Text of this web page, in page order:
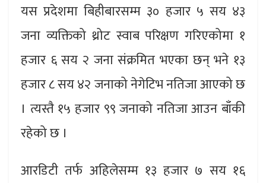
यस प्रदेशमा बिहीबारसम्म ३० हजार ५ सय ४३
जना व्यक्तिको थ्रोट स्वाब परिक्षण गरिएकोमा १
हजार ६ सय २ जना संक्रमित भएका छन् भने १३
हजार ८ सय ४२ जनाको नेगेटिभ नतिजा आएको छ
। त्यस्तै १५ हजार ९९ जनाको नतिजा आउन बाँकी
रहेको छ ।
आरडिटी तर्फ अहिलेसम्म १३ हजार ७ सय १६